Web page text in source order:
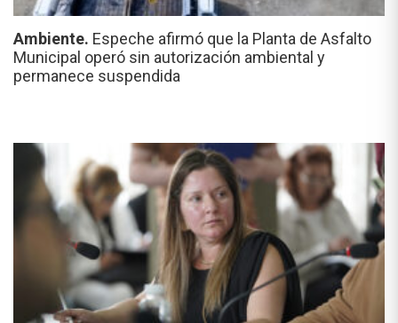
Ambiente. Espeche afirmó que la Planta de Asfalto
Municipal operó sin autorización ambiental y
permanece suspendida